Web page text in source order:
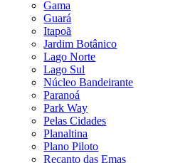
Gama
Guará
Itapoã
Jardim Botânico
Lago Norte
Lago Sul
Núcleo Bandeirante
Paranoá
Park Way
Pelas Cidades
Planaltina
Plano Piloto
Recanto das Emas